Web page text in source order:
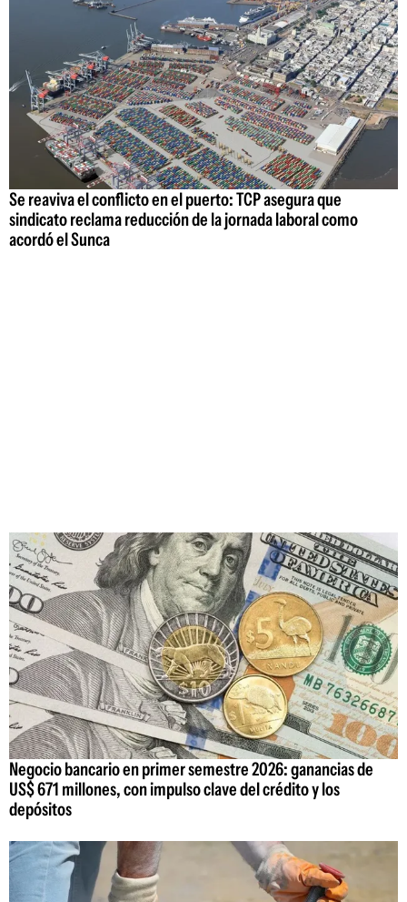
Se reaviva el conflicto en el puerto: TCP asegura que
sindicato reclama reducción de la jornada laboral como
acordó el Sunca
Negocio bancario en primer semestre 2026: ganancias de
US$ 671 millones, con impulso clave del crédito y los
depósitos